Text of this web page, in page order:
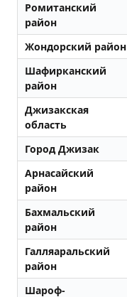
Ромитанский
район
Жондоpский район
Шафирканский
район
Джизакская
область
Город Джизак
Арнасайский
район
Бахмальский
район
Галляаральский
район
Шароф-